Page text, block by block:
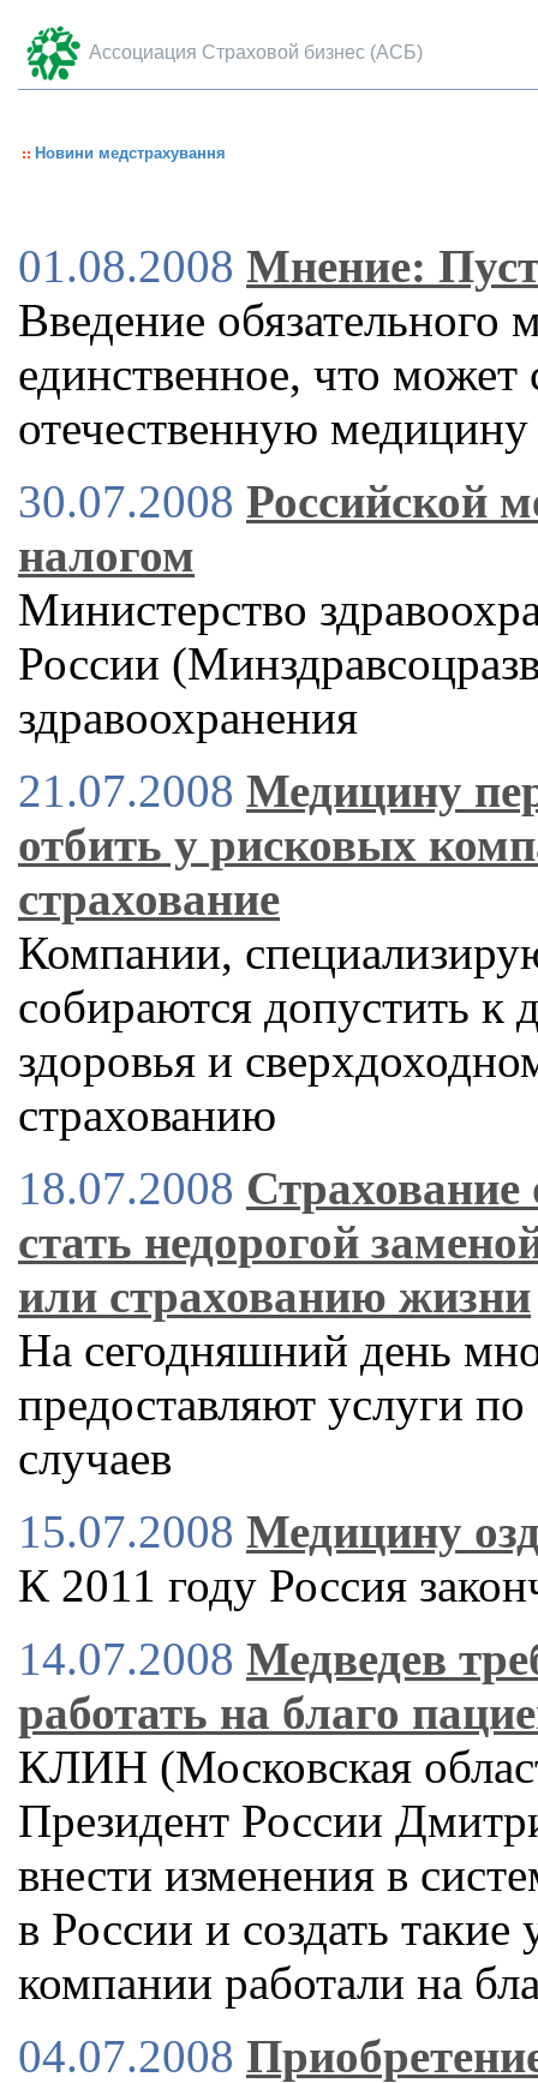
Ассоциация Страховой бизнес (АСБ)
Новини медстрахування
01.08.2008 Мнение:
Введение обязательного
единственное, что может
отечественную медицину
30.07.2008 Российской
налогом
Министерство
России
здравоохранения
21.07.2008 Медицину
отбить у рисковых
страхование
Компании,
собираются допустить к
здоровья и
страхованию
18.07.2008 Страхование
стать недорогой
или страхованию жизни
На сегодняшний день
предоставляют услуги
случаев
15.07.2008 Медицину
К 2011 году Россия
14.07.2008 Медведев
работать на благо
КЛИН (Московская
Президент России
внести изменения в
в России и создать
компании работали на
04.07.2008